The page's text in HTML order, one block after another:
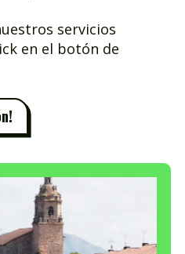
servicios
en el botón de